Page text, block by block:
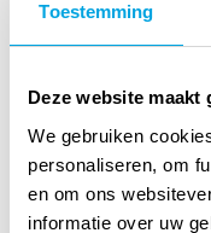
Toestemming
Deze website maakt
We gebruiken
personaliseren, om
en om ons
informatie over uw
Titel:
Auteur: